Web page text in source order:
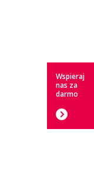
Wspieraj
nas za
darmo